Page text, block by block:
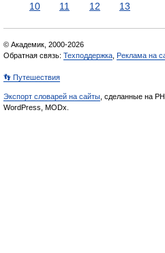
10
11 12 13
© Академик, 2000-2026
Обратная связь: Техподдержка Реклама на
👣 Путешествия
Экспорт словарей на сайты , сделанные на
WordPress, MODx.